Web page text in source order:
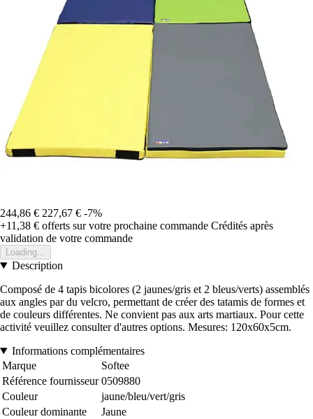
244,86 € 227,67 € -7%
+11,38 € offerts sur votre prochaine commande Crédités après
validation de votre commande
Loading...
Description
Composé de 4 tapis bicolores (2 jaunes/gris et 2 bleus/verts) assemblés
aux angles par du velcro, permettant de créer des tatamis de formes et
de couleurs différentes. Ne convient pas aux arts martiaux. Pour cette
activité veuillez consulter d'autres options. Mesures: 120x60x5cm.
Informations complémentaires
Marque
Softee
Référence fournisseur 0509880
Couleur
jaune/bleu/vert/gris
Couleur dominante
Jaune